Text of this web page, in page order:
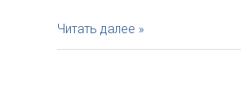
Расписание
епископа
Читать далее »